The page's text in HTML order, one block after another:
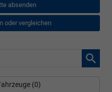
absenden
oder vergleichen
(0)